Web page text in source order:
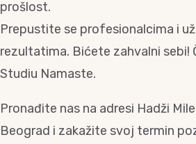
prošlost.
Prepustite se profesionalcima i
rezultatima. Bićete zahvalni sebi!
Studiu Namaste.
Pronađite nas na adresi Hadži
Beograd i zakažite svoj termin